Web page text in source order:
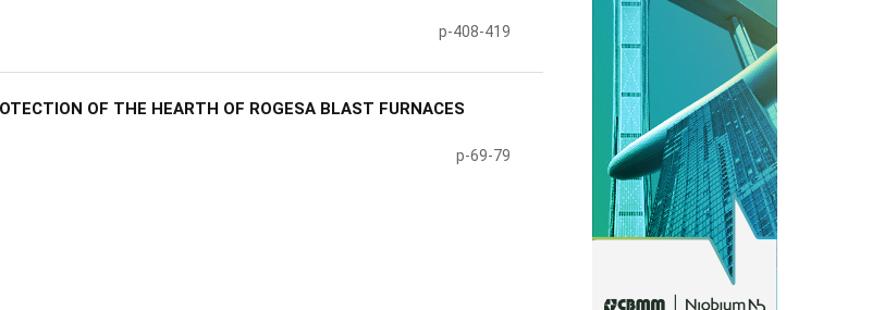
p-408-419
OF THE HEARTH OF ROGESA BLAST FURNACES
p-69-79